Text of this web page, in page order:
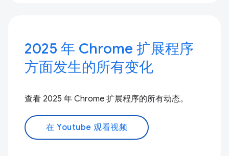
2025 年 Chrome 扩展程序
方面发生的所有变化
查看 2025 年 Chrome 扩展程序的所有动态。
在 Youtube 观看视频